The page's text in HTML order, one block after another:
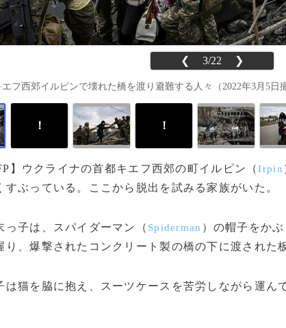
❮ 3/22 ❯
フ西郊イルピンで壊れた橋を渡り避難する人々（2022年3月5日
！ ！
】ウクライナの首都キエフ西郊の町イルピン（Irpin
すぶっている。ここから脱出を試みる家族がいた。
子は、スパイダーマン（ Spiderman ）の帽子をか
り、爆撃されたコンクリート製の橋の下に渡された
猫を脇に抱え、スーツケースを苦労しながら運ん